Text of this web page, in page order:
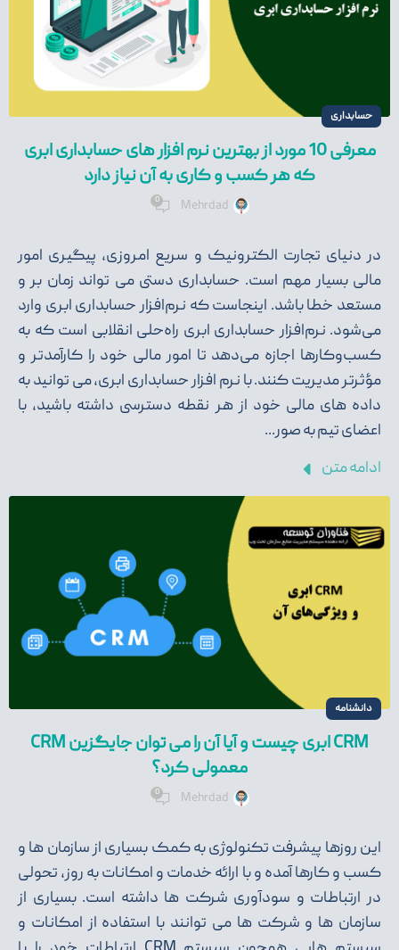
حسابداری
معرفی 10 مورد از بهترین نرم افزار های حسابداری ابری
که هر کسب و کاری به آن نیاز دارد
Mehrdad
0
در دنیای تجارت الکترونیک و سریع امروزی، پیگیری امور
مالی بسیار مهم است. حسابداری دستی می تواند زمان بر و
مستعد خطا باشد. اینجاست که نرم‌افزار حسابداری ابری وارد
می‌شود. نرم‌افزار حسابداری ابری راه‌حلی انقلابی است که به
کسب‌وکارها اجازه می‌دهد تا امور مالی خود را کارآمدتر و
مؤثرتر مدیریت کنند. با نرم افزار حسابداری ابری، می توانید به
داده های مالی خود از هر نقطه دسترسی داشته باشید، با
اعضای تیم به صور...
ادامه متن
دانشنامه
CRM ابری چیست و آیا آن را می توان جایگزین CRM
معمولی کرد؟
Mehrdad
0
این روزها پیشرفت تکنولوژی به کمک بسیاری از سازمان‌ ها و
کسب و کارها آمده و با ارائه خدمات و امکانات به روز، تحولی
در ارتباطات و سودآوری شرکت ‌ها داشته است. بسیاری از
سازمان‌ ها و شرکت ‌ها می ‌توانند با استفاده از امکانات و